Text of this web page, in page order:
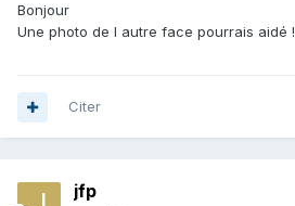
Bonjour
Une photo de l autre face pourrais aidé !
Citer
jfp